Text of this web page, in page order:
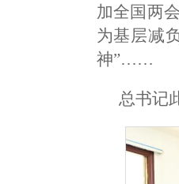
加全国两
为基层减
神”……
总书记